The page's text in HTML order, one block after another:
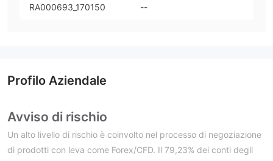
RA000693_170150
--
Profilo Aziendale
Avviso di rischio
Un alto livello di rischio è coinvolto nel processo di negoziazione
di prodotti con leva come Forex/CFD. Il 79,23% dei conti degli